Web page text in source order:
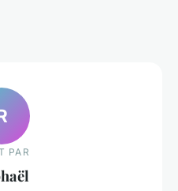
PAR